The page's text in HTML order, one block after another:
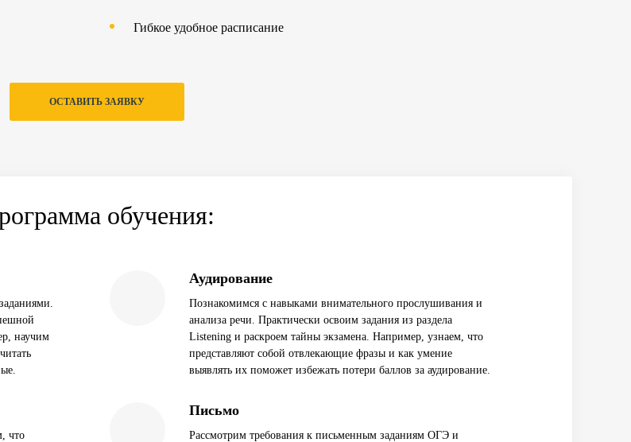
Гибкое удобное расписание
ОСТАВИТЬ ЗАЯВКУ
обучения:
научим
Аудирование
Познакомимся с навыками внимательного прослушивания и
анализа речи. Практически освоим задания из раздела
Listening и раскроем тайны экзамена. Например, узнаем, что
представляют собой отвлекающие фразы и как умение
выявлять их поможет избежать потери баллов за аудирование.
что
Письмо
Рассмотрим требования к письменным заданиям ОГЭ и